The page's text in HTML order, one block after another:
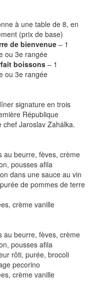
à une table de 8, en
(prix de base)
de bienvenue – 1
ou 3e rangée
boissons – 1
ou 3e rangée
signature en trois
République
Jaroslav Zahálka.
au beurre, fèves, crème
pousses afila
dans une sauce au vin
de pommes de terre
crème vanille
au beurre, fèves, crème
pousses afila
rôti, purée, brocoli
pecorino
crème vanille